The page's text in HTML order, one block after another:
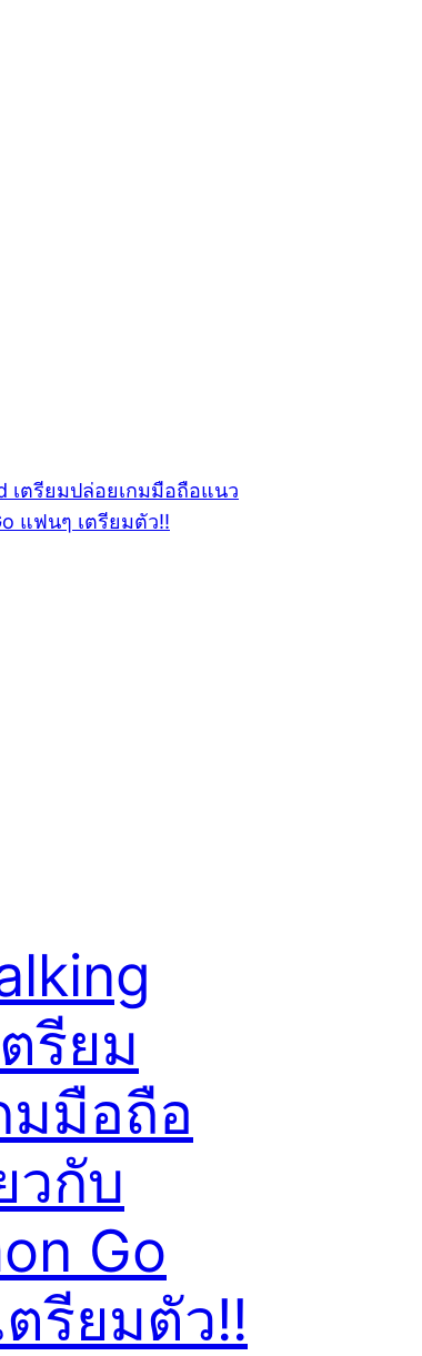
รียม
มมือถือ
วกับ
Go
รียมตัว!!